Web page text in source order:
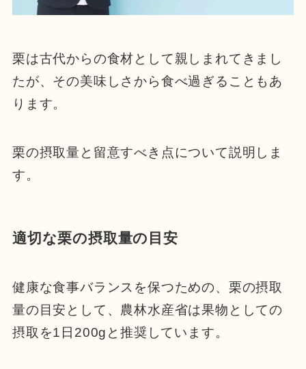
栗は古代からの食材として親しまれてきまし
たが、その美味しさから食べ過ぎることもあ
ります。
栗の摂取量と留意すべき点について説明しま
す。
適切な栗の摂取量の目安
健康な食事バランスを保つための、栗の摂取
量の目安として、農林水産省は果物としての
摂取を1日200gと推奨しています。